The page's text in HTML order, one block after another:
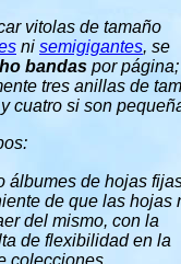
vitolas de tamaño
ni semigigantes, se
bandas por
tres anillas de
cuatro si son
álbumes de hojas
de que las hojas
del mismo, con la
de flexibilidad en la
colecciones.